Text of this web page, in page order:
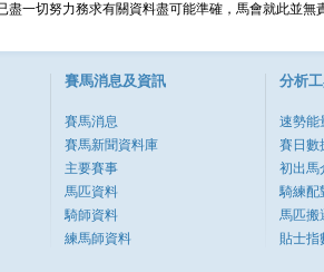
盡一切努力務求有關資料盡可能準確，馬會就此並
賽馬消息及資訊
賽馬消息
賽馬新聞資料庫
主要賽事
馬匹資料
騎師資料
練馬師資料
分析
速勢能
賽日數
初出馬
騎練配
馬匹搬
貼士指